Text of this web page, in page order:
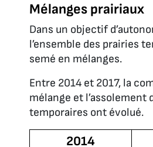
Mélanges prairiaux
Dans un objectif
l’ensemble des prairies
semé en mélanges.
Entre 2014 et 2017, la
mélange et l’assolement
temporaires ont évolué.
2014